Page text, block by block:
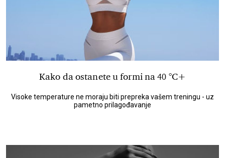
Kako da ostanete u formi na 40 °C+
Visoke temperature ne moraju biti prepreka vašem treningu - uz
pametno prilagođavanje